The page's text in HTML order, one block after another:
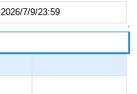
7/9/23:59
↑